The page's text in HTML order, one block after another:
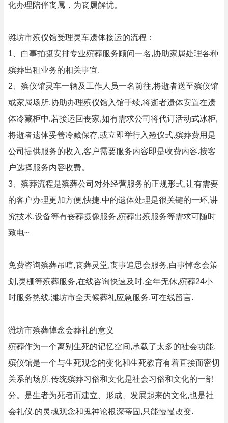
化办理陪伴丧属，为丧属解忧。
潍坊市殡仪馆受理灵车遗体接运的流程：
1、白事拍摄安排专业殡葬服务顾问一名,协助家属处理各种
殡葬出租业务的相关事宜.
2、殡仪馆灵车一辆及工作人员一名前往,将逝者送至殡仪馆
或家属场所.协助办理殡仪馆入馆手续,将逝者遗体安置在遗
体冷藏柜中.若接运回丧家,如有需求公司将代订活动式冰柜,
将逝者遗体妥善冷藏保存,或立即举行入殓仪式.殡葬费用是
公司提供服务的收入,客户需要服务内容即是收费内容.按客
户选择服务内容收费。
3、殡葬流程是殡葬公司对外经营服务的正规形式,让有需要
的客户办理更加方便,快捷.中的遗体处理是很关键的一环,讲
究技术,设备等有丧葬摄像服务,殡葬出殡服务等需求可随时
致电~
免费咨询殡葬吊唁,丧葬灵堂,丧事追思会服务,白事悼念会策
划,灵棚等殡葬服务,在线咨询快速及时,全年无休,殡葬24小
时服务热线,潍坊市全天候葬礼应急服务,可在线留言.
潍坊市殡葬悼念会葬礼的意义
殡葬作为一个离别生死的记忆空间,承载了太多的社会功能.
殡仪馆是一个与生死观念的变化和生死教育有着直接而密切
关系的场所.传统殡葬习俗和文化是社会习俗和文化的一部
分。是生者为死者而建立、形成、发展起来的文化,也是社
会礼仪.的灵魂观念和鬼神论根深蒂固,只能慢慢改变.